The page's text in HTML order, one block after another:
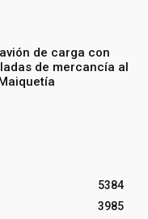
de carga con
de mercancía al
5384
3985